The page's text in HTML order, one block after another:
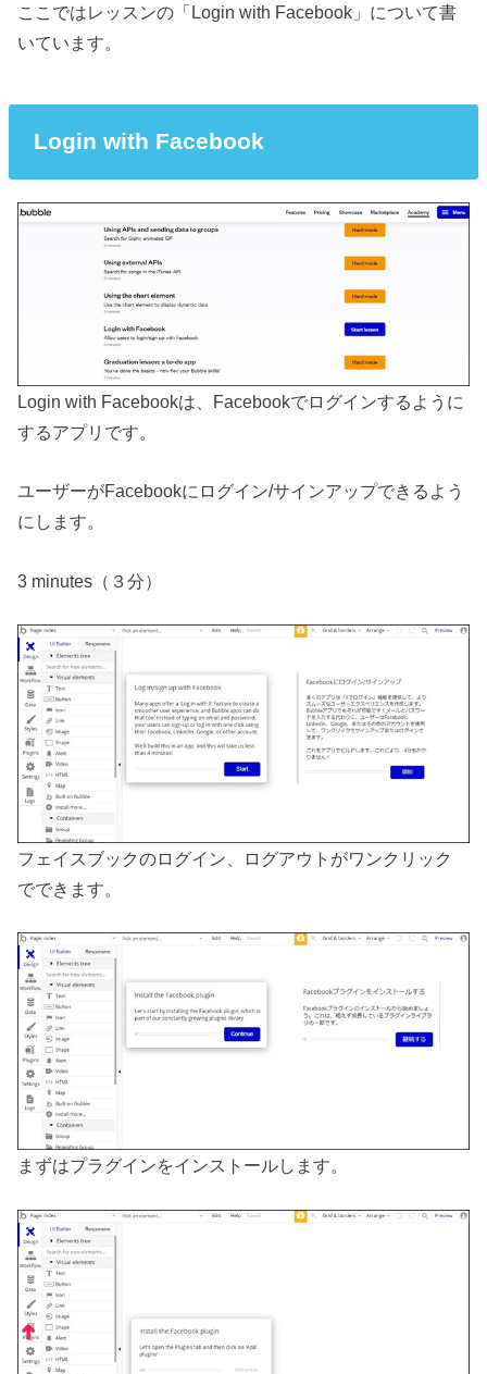
ここではレッスンの「Login with Facebook」について書
いています。
Login with Facebook
Login with Facebookは、Facebookでログインするように
するアプリです。
ユーザーがFacebookにログイン/サインアップできるよう
にします。
3 minutes（３分）
フェイスブックのログイン、ログアウトがワンクリック
でできます。
まずはプラグインをインストールします。